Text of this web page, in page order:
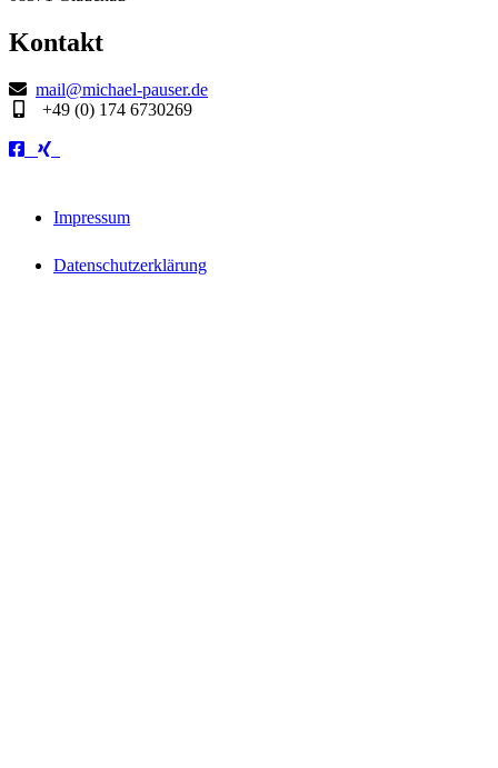
Kontakt
mail@michael-pauser.de
+49 (0) 174 6730269
Impressum
Datenschutzerklärung